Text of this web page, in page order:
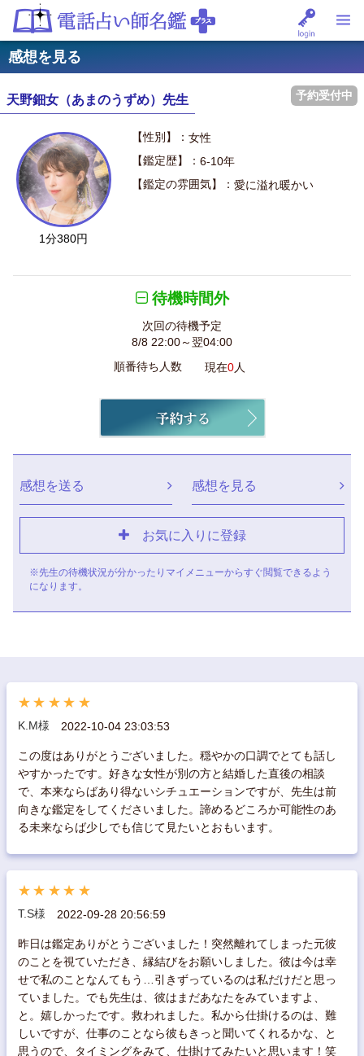
感想を見る
天野鈿女（あまのうずめ）先生 予約受付中
1分380円
【性別】： 女性
【鑑定歴】： 6-10年
【鑑定の雰囲気】： 愛に溢れ暖かい
待機時間外
次回の待機予定
8/8 22:00～翌04:00
順番待ち人数
現在0人
感想を送る 感想を見る
お気に入りに登録
※先生の待機状況が分かったりマイメニューからすぐ閲覧できるよう
になります。
★★★★★
K.M様 2022-10-04 23:03:53
この度はありがとうございました。穏やかの口調でとても話し
やすかったです。好きな女性が別の方と結婚した直後の相談
で、本来ならばあり得ないシチュエーションですが、先生は前
向きな鑑定をしてくださいました。諦めるどころか可能性のあ
る未来ならば少しでも信じて見たいとおもいます。
★★★★★
T.S様 2022-09-28 20:56:59
昨日は鑑定ありがとうございました！突然離れてしまった元彼
のことを視ていただき、縁結びをお願いしました。彼は今は幸
せで私のことなんてもう…引きずっているのは私だけだと思っ
ていました。でも先生は、彼はまだあなたをみていますよ、
と。嬉しかったです。救われました。私から仕掛けるのは、難
しいですが、仕事のことなら彼もきっと聞いてくれるかな、と
思うので、タイミングをみて、仕掛けてみたいと思います！笑